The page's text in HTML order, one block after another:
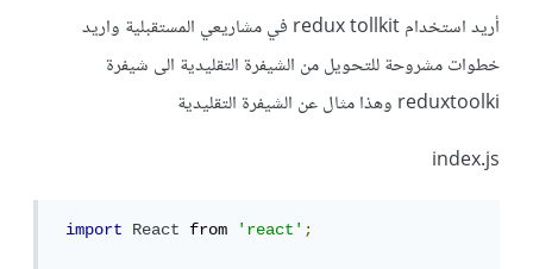
أريد استخدام redux tollkit في مشاريعي المستقبلية واريد
خطوات مشروحة للتحويل من الشيفرة التقليدية الى شيفرة
reduxtoolki وهذا مثال عن الشيفرة التقليدية
index.js
import React from 'react';